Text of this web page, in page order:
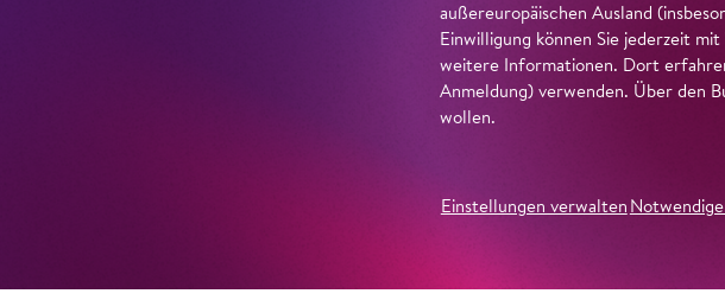
außereuropäischen Ausland
Einwilligung können Sie jederzeit
weitere Informationen. Dort
Anmeldung) verwenden. Über den
wollen.
Einstellungen verwalten